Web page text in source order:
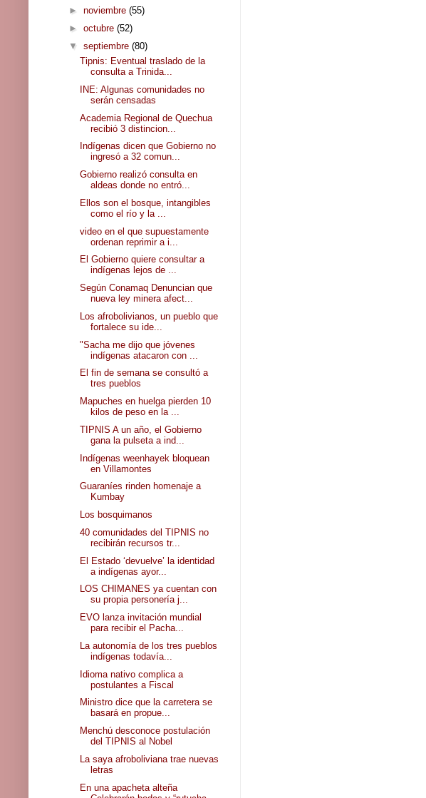
► noviembre (55)
► octubre (52)
▼ septiembre (80)
Tipnis: Eventual traslado de la
consulta a Trinida...
INE: Algunas comunidades no
serán censadas
Academia Regional de Quechua
recibió 3 distincion...
Indígenas dicen que Gobierno no
ingresó a 32 comun...
Gobierno realizó consulta en
aldeas donde no entró...
Ellos son el bosque, intangibles
como el río y la ...
video en el que supuestamente
ordenan reprimir a i...
El Gobierno quiere consultar a
indígenas lejos de ...
Según Conamaq Denuncian que
nueva ley minera afect...
Los afrobolivianos, un pueblo que
fortalece su ide...
"Sacha me dijo que jóvenes
indígenas atacaron con ...
El fin de semana se consultó a
tres pueblos
Mapuches en huelga pierden 10
kilos de peso en la ...
TIPNIS A un año, el Gobierno
gana la pulseta a ind...
Indígenas weenhayek bloquean
en Villamontes
Guaraníes rinden homenaje a
Kumbay
Los bosquimanos
40 comunidades del TIPNIS no
recibirán recursos tr...
El Estado ‘devuelve’ la identidad
a indígenas ayor...
LOS CHIMANES ya cuentan con
su propia personería j...
EVO lanza invitación mundial
para recibir el Pacha...
La autonomía de los tres pueblos
indígenas todavía...
Idioma nativo complica a
postulantes a Fiscal
Ministro dice que la carretera se
basará en propue...
Menchú desconoce postulación
del TIPNIS al Nobel
La saya afroboliviana trae nuevas
letras
En una apacheta alteña